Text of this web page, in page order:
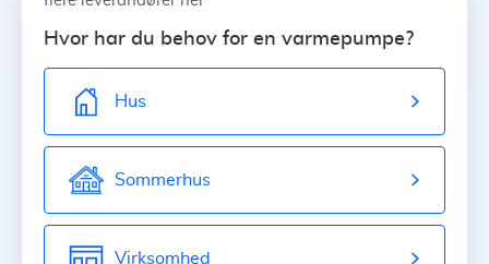
Hvor har du behov for en varmepumpe?
Hus
Sommerhus
Virksomhed